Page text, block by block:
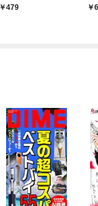
5年2月5日発売)
479